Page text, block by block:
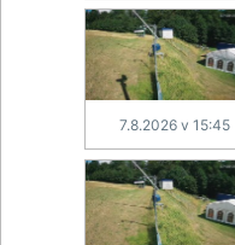
7.8.2026 v 15:45